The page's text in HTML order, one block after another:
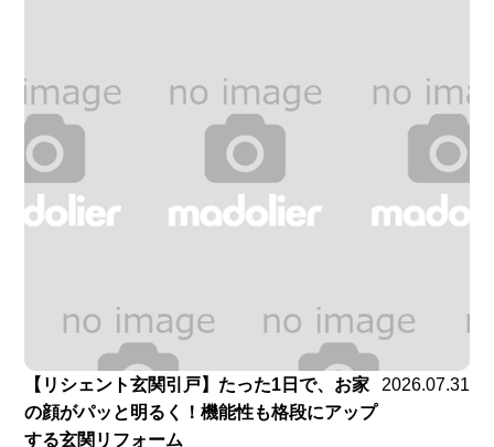
【リシェント玄関引戸】たった1日で、お家
の顔がパッと明るく！機能性も格段にアップ
する玄関リフォーム
2026.07.31